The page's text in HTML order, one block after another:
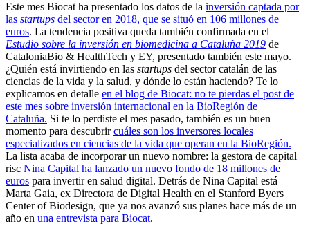
Este mes Biocat ha presentado los datos de la inversión captada por
las startups del sector en 2018, que se situó en 106 millones de
euros. La tendencia positiva queda también confirmada en el
Estudio sobre la inversión en biomedicina a Cataluña 2019 de
CataloniaBio & HealthTech y EY, presentado también este mayo.
¿Quién está invirtiendo en las startups del sector catalán de las
ciencias de la vida y la salud, y dónde lo están haciendo? Te lo
explicamos en detalle en el blog de Biocat: no te pierdas el post de
este mes sobre inversión internacional en la BioRegión de
Cataluña. Si te lo perdiste el mes pasado, también es un buen
momento para descubrircuáles son los inversores locales
especializados en ciencias de la vida que operan en la BioRegión.
La lista acaba de incorporar un nuevo nombre: la gestora de capital
risc Nina Capital ha lanzado un nuevo fondo de 18 millones de
euros para invertir en salud digital. Detrás de Nina Capital está
Marta Gaia, ex Directora de Digital Health en el Stanford Byers
Center of Biodesign, que ya nos avanzó sus planes hace más de un
año en una entrevista para Biocat.